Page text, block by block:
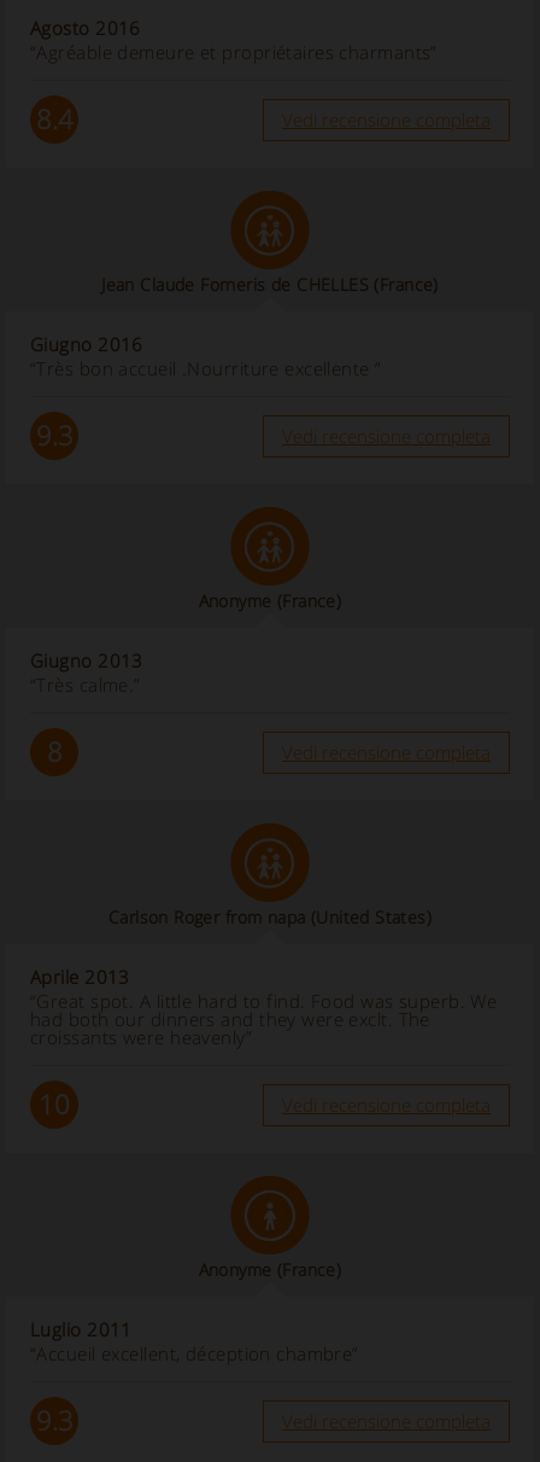
Agosto 2016
“Agréable demeure et propriétaires charmants”
8.4 Vedi recensione completa
Jean Claude Forneris de CHELLES (France)
Giugno 2016
“Très bon accueil .Nourriture excellente ”
9.3 Vedi recensione completa
Anonyme (France)
Giugno 2013
“Très calme.”
8 Vedi recensione completa
Carlson Roger from napa (United States)
Aprile 2013
“Great spot. A little hard to find. Food was superb. We
had both our dinners and they were exclt. The
croissants were heavenly”
10 Vedi recensione completa
Anonyme (France)
Luglio 2011
“Accueil excellent, déception chambre”
9.3 Vedi recensione completa